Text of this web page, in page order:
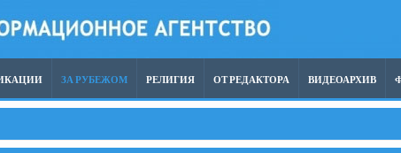
ЗА РУБЕЖОМ РЕЛИГИЯ ОТ РЕДАКТОРА ВИДЕОАРХИВ